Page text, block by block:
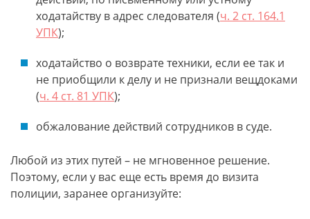
ходатайству в адрес следователя (ч. 2 ст. 164.1
УПК);
ходатайство о возврате техники, если ее так и
не приобщили к делу и не признали вещдоками
(ч. 4 ст. 81 УПК);
обжалование действий сотрудников в суде.
Любой из этих путей – не мгновенное решение.
Поэтому, если у вас еще есть время до визита
полиции, заранее организуйте: